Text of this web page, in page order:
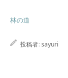
林の道
投稿者:sayuri